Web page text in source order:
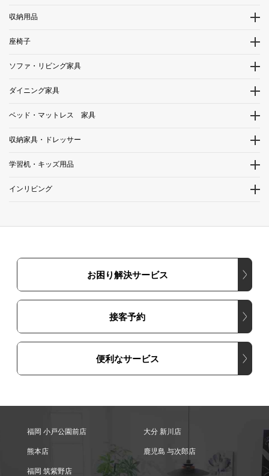
収納用品
座椅子
ソファ・リビング家具
ダイニング家具
ベッド・マットレス 家具
収納家具・ドレッサー
学習机・キッズ用品
インリビング
お困り解決サービス
接客予約
便利なサービス
福岡 小戸公園前店 大分 新川店
熊本店 鹿児島 与次郎店
福岡 筑紫野店